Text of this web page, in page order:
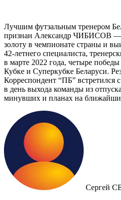
Лучшим футзальным тренером
признан Александр ЧИБИСОВ —
золоту в чемпионате страны и
42-летнего специалиста,
в марте 2022 года, четыре
Кубке и Суперкубке Беларуси.
Корреспондент “ПБ” встретился
в день выхода команды из
минувших и планах на
Сергей